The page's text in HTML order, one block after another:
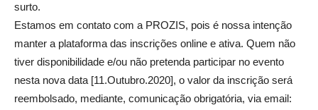
surto.
Estamos em contato com a PROZIS, pois é nossa intenção
manter a plataforma das inscrições online e ativa. Quem não
tiver disponibilidade e/ou não pretenda participar no evento
nesta nova data [11.Outubro.2020], o valor da inscrição será
reembolsado, mediante, comunicação obrigatória, via email: